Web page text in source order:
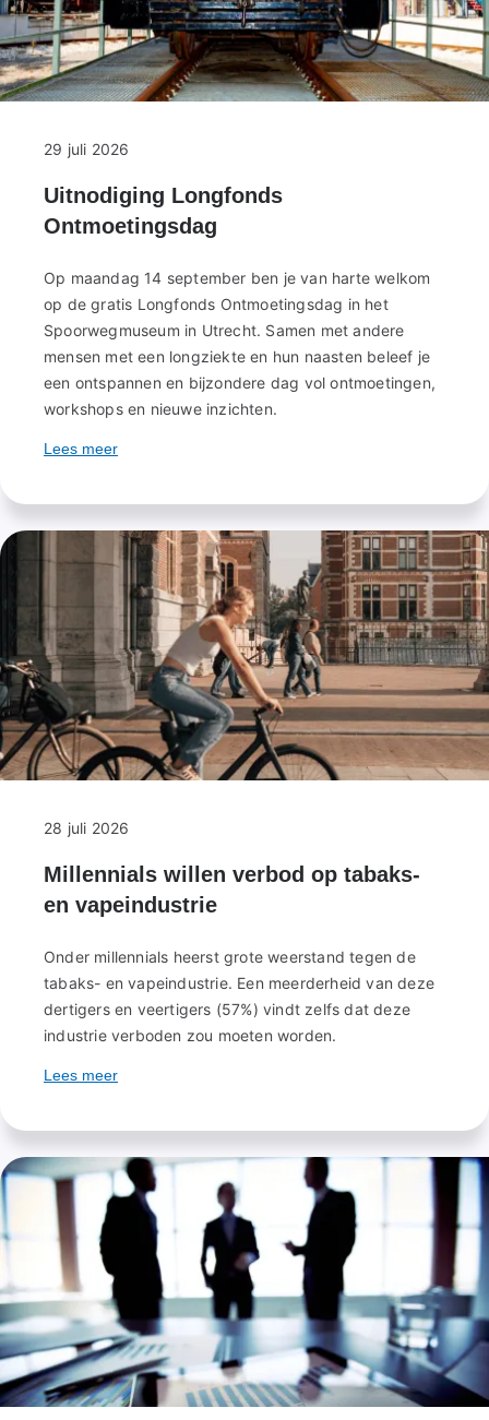
29 juli 2026
Uitnodiging Longfonds
Ontmoetingsdag
Op maandag 14 september ben je van harte welkom
op de gratis Longfonds Ontmoetingsdag in het
Spoorwegmuseum in Utrecht. Samen met andere
mensen met een longziekte en hun naasten beleef je
een ontspannen en bijzondere dag vol ontmoetingen,
workshops en nieuwe inzichten.
Lees meer
28 juli 2026
Millennials willen verbod op tabaks-
en vapeindustrie
Onder millennials heerst grote weerstand tegen de
tabaks- en vapeindustrie. Een meerderheid van deze
dertigers en veertigers (57%) vindt zelfs dat deze
industrie verboden zou moeten worden.
Lees meer
op
tabaks-
vapeindustrie